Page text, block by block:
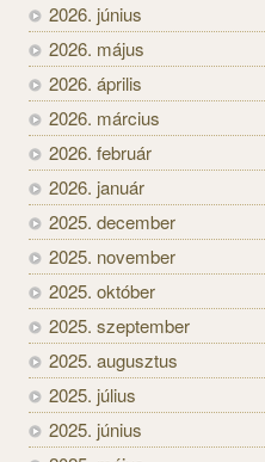
2026. június
2026. május
2026. április
2026. március
2026. február
2026. január
2025. december
2025. november
2025. október
2025. szeptember
2025. augusztus
2025. július
2025. június